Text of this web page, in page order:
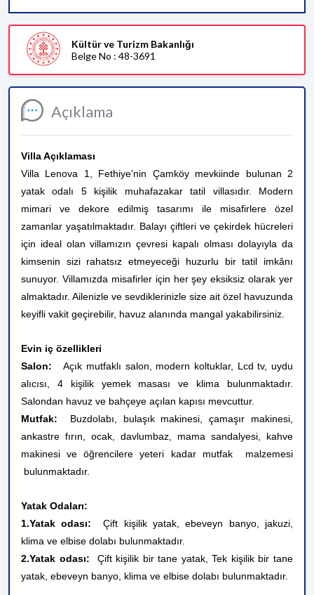
Açıklama
Villa Açıklaması
Villa Lenova 1, Fethiye'nin Çamköy mevkiinde bulunan 2
yatak odalı 5 kişilik muhafazakar tatil villasıdır. Modern
mimari ve dekore edilmiş tasarımı ile misafirlere özel
zamanlar yaşatılmaktadır. Balayı çiftleri ve çekirdek hücreleri
için ideal olan villamızın çevresi kapalı olması dolayıyla da
kimsenin sizi rahatsız etmeyeceği huzurlu bir tatil imkânı
sunuyor. Villamızda misafirler için her şey eksiksiz olarak yer
almaktadır. Ailenizle ve sevdiklerinizle size ait özel havuzunda
keyifli vakit geçirebilir, havuz alanında mangal yakabilirsiniz.
Evin iç özellikleri
Salon: Açık mutfaklı salon, modern koltuklar, Lcd tv, uydu
alıcısı, 4 kişilik yemek masası ve klima bulunmaktadır.
Salondan havuz ve bahçeye açılan kapısı mevcuttur.
Mutfak:
Buzdolabı, bulaşık makinesi, çamaşır makinesi,
ankastre fırın, ocak, davlumbaz, mama sandalyesi, kahve
makinesi ve öğrencilere yeteri kadar mutfak
malzemesi
bulunmaktadır.
Yatak Odaları:
1.Yatak odası:
Çift kişilik yatak, ebeveyn banyo, jakuzi,
klima ve elbise dolabı bulunmaktadır.
2.Yatak odası:
Çift kişilik bir tane yatak, Tek kişilik bir tane
yatak, ebeveyn banyo, klima ve elbise dolabı bulunmaktadır.
Kültür ve Turizm Bakanlığı
Belge No : 48-3691